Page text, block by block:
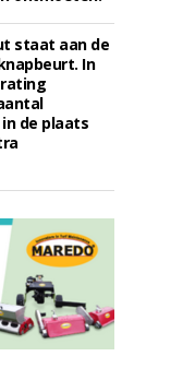
staat aan de
In
de plaats